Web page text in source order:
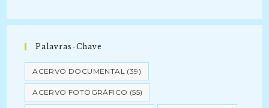
Palavras-Chave
ACERVO DOCUMENTAL (39)
ACERVO FOTOGRÁFICO (55)